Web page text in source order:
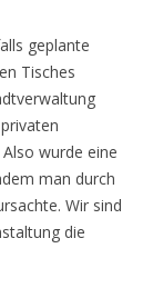
geplante
Tisches
wurde eine
man durch
Wir sind
die